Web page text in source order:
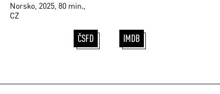
Norsko, 2025, 80 min.,
CZ
ČSFD IMDB